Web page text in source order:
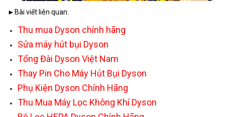
►Bài viết liên quan:
Thu mua Dyson chính hãng
Sửa máy hút bụi Dyson
Tổng Đài Dyson Việt Nam
Thay Pin Cho Máy Hút Bụi Dyson
Phụ Kiện Dyson Chính Hãng
Thu Mua Máy Lọc Không Khí Dyson